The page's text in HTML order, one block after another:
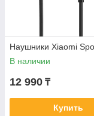
Наушники Xiaomi
В наличии
12 990 ₸
Купить